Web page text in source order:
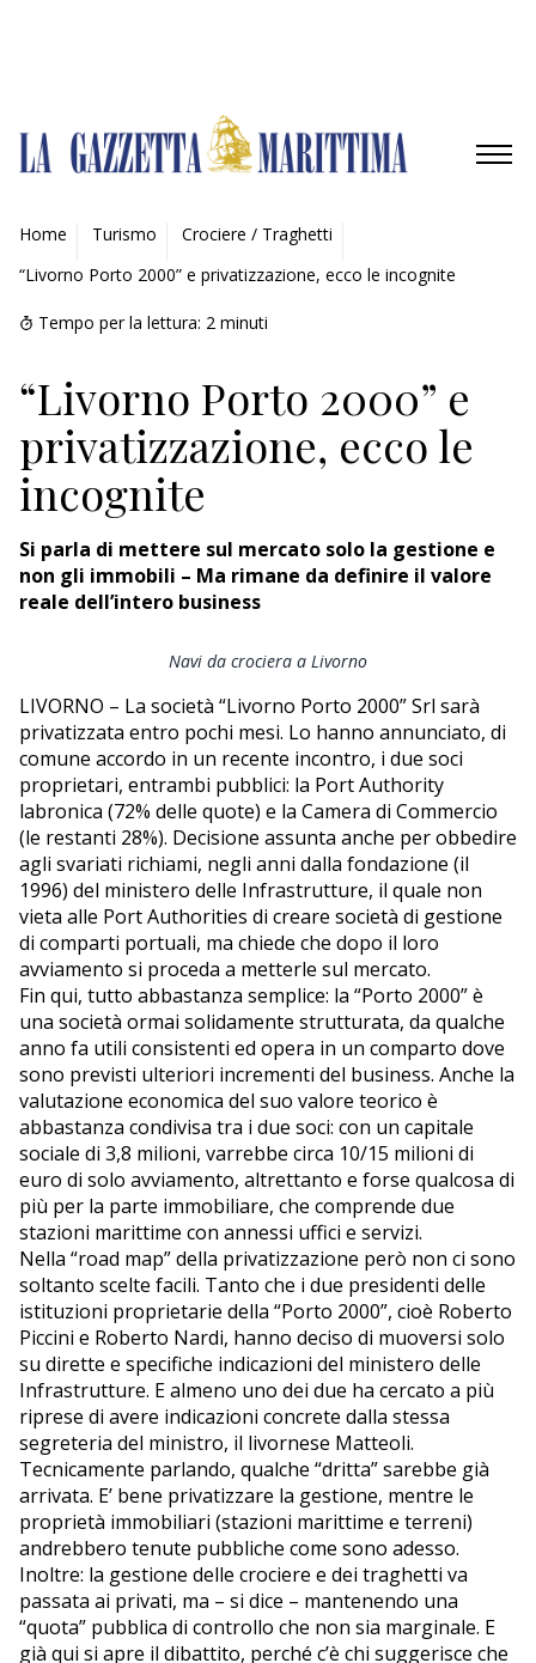
AMBIENTE
MOBILITÀ
INDUSTRIA
RICERCA
ECONOMIA
TURISMO
CULTURA
Home Turismo
Crociere / Traghetti
“Livorno Porto 2000” e privatizzazione, ecco le incognite
Tempo per la lettura: 2 minuti
“Livorno Porto 2000” e
privatizzazione, ecco le
incognite
Si parla di mettere sul mercato solo la gestione e
non gli immobili – Ma rimane da definire il valore
reale dell’intero business
Navi da crociera a Livorno
LIVORNO – La società “Livorno Porto 2000” Srl sarà
privatizzata entro pochi mesi. Lo hanno annunciato, di
comune accordo in un recente incontro, i due soci
proprietari, entrambi pubblici: la Port Authority
labronica (72% delle quote) e la Camera di Commercio
(le restanti 28%). Decisione assunta anche per obbedire
agli svariati richiami, negli anni dalla fondazione (il
1996) del ministero delle Infrastrutture, il quale non
vieta alle Port Authorities di creare società di gestione
di comparti portuali, ma chiede che dopo il loro
avviamento si proceda a metterle sul mercato.
Fin qui, tutto abbastanza semplice: la “Porto 2000” è
una società ormai solidamente strutturata, da qualche
anno fa utili consistenti ed opera in un comparto dove
sono previsti ulteriori incrementi del business. Anche la
valutazione economica del suo valore teorico è
abbastanza condivisa tra i due soci: con un capitale
sociale di 3,8 milioni, varrebbe circa 10/15 milioni di
euro di solo avviamento, altrettanto e forse qualcosa di
più per la parte immobiliare, che comprende due
stazioni marittime con annessi uffici e servizi.
Nella “road map” della privatizzazione però non ci sono
soltanto scelte facili. Tanto che i due presidenti delle
istituzioni proprietarie della “Porto 2000”, cioè Roberto
Piccini e Roberto Nardi, hanno deciso di muoversi solo
su dirette e specifiche indicazioni del ministero delle
Infrastrutture. E almeno uno dei due ha cercato a più
riprese di avere indicazioni concrete dalla stessa
segreteria del ministro, il livornese Matteoli.
Tecnicamente parlando, qualche “dritta” sarebbe già
arrivata. E’ bene privatizzare la gestione, mentre le
proprietà immobiliari (stazioni marittime e terreni)
andrebbero tenute pubbliche come sono adesso.
Inoltre: la gestione delle crociere e dei traghetti va
passata ai privati, ma – si dice – mantenendo una
“quota” pubblica di controllo che non sia marginale. E
già qui si apre il dibattito, perché c’è chi suggerisce che